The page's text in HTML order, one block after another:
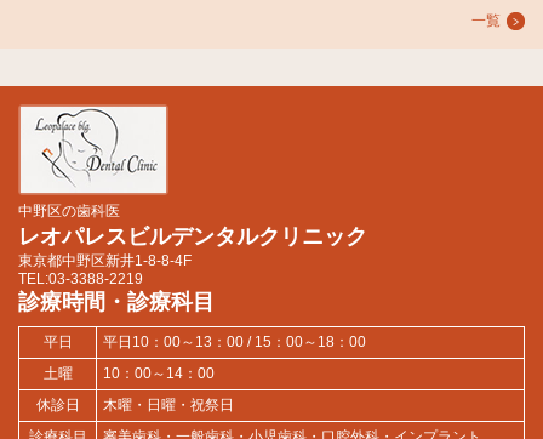
一覧
中野区の歯科医
レオパレスビルデンタルクリニック
東京都中野区新井1-8-8-4F
TEL:03-3388-2219
診療時間・診療科目
平日
平日10：00～13：00 / 15：00～18：00
土曜
10：00～14：00
休診日
木曜・日曜・祝祭日